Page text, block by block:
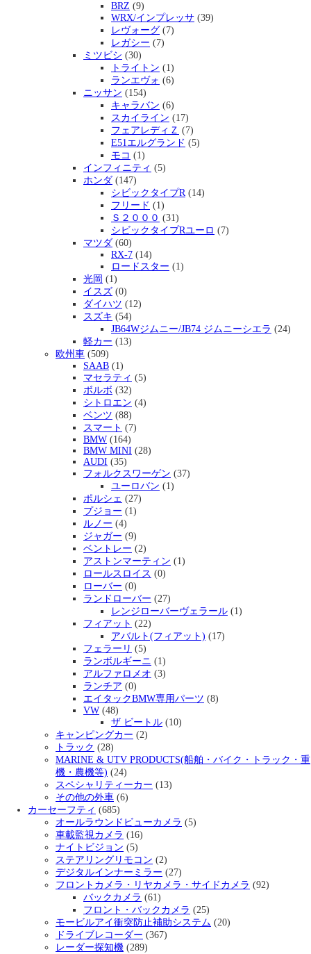
BRZ (9)
WRX/インプレッサ (39)
レヴォーグ (7)
レガシー (7)
ミツビシ (30)
トライトン (1)
ランエヴォ (6)
ニッサン (154)
キャラバン (6)
スカイライン (17)
フェアレディＺ (7)
E51エルグランド (5)
モコ (1)
インフィニティ (5)
ホンダ (147)
シビックタイプR(14)
フリード (1)
Ｓ２０００ (31)
シビックタイプRユーロ (7)
マツダ (60)
RX-7 (14)
ロードスター (1)
光岡 (1)
イスズ (0)
ダイハツ (12)
スズキ (54)
JB64Wジムニー/JB74 ジムニーシエラ (24)
軽カー (13)
欧州車 (509)
SAAB (1)
マセラティ (5)
ボルボ (32)
シトロエン (4)
ベンツ (88)
スマート (7)
BMW (164)
BMW MINI (28)
AUDI (35)
フォルクスワーゲン (37)
ユーロバン (1)
ポルシェ (27)
プジョー (1)
ルノー (4)
ジャガー (9)
ベントレー (2)
アストンマーティン (1)
ロールスロイス (0)
ローバー (0)
ランドローバー (27)
レンジローバーヴェラール (1)
フィアット (22)
アバルト(フィアット) (17)
フェラーリ (5)
ランボルギーニ (1)
アルファロメオ (3)
ランチア (0)
エイタックBMW専用パーツ (8)
VW (48)
ザ ビートル (10)
キャンピングカー (2)
トラック (28)
MARINE & UTV PRODUCTS(船舶・バイク・トラック・重
機・農機等) (24)
スペシャリティーカー (13)
その他の外車 (6)
カーセーフティ (685)
オールラウンドビューカメラ (5)
車載監視カメラ (16)
ナイトビジョン (5)
ステアリングリモコン (2)
デジタルインナーミラー (27)
フロントカメラ・リヤカメラ・サイドカメラ (92)
バックカメラ (61)
フロント・バックカメラ (25)
モービルアイ衝突防止補助システム (20)
ドライブレコーダー (367)
レーダー探知機 (289)